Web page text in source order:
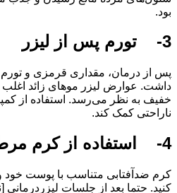
بود.
3- تورم پس از لیزر
پس از درمان، مقداری قرمزی و تورم
داشت. عوارض لیزر موهای زائد اغلب
خفیف به نظر می‌رسد. استفاده از
ناراحتی کمک کند.
4- استفاده از کرم مرطوب کننده
کنید. حتما بعد از جلسات لیزردرمانی